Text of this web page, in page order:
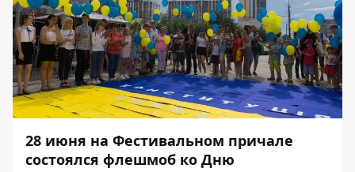
28 июня на Фестивальном причале
состоялся флешмоб ко Дню